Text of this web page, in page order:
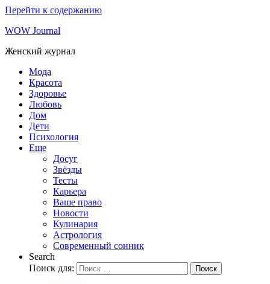
Перейти к содержанию
WOW Journal
Женский журнал
Мода
Красота
Здоровье
Любовь
Дом
Дети
Психология
Еще
Досуг
Звёзды
Тесты
Карьера
Ваше право
Новости
Кулинария
Астрология
Современный сонник
Search
Поиск для:
Поиск